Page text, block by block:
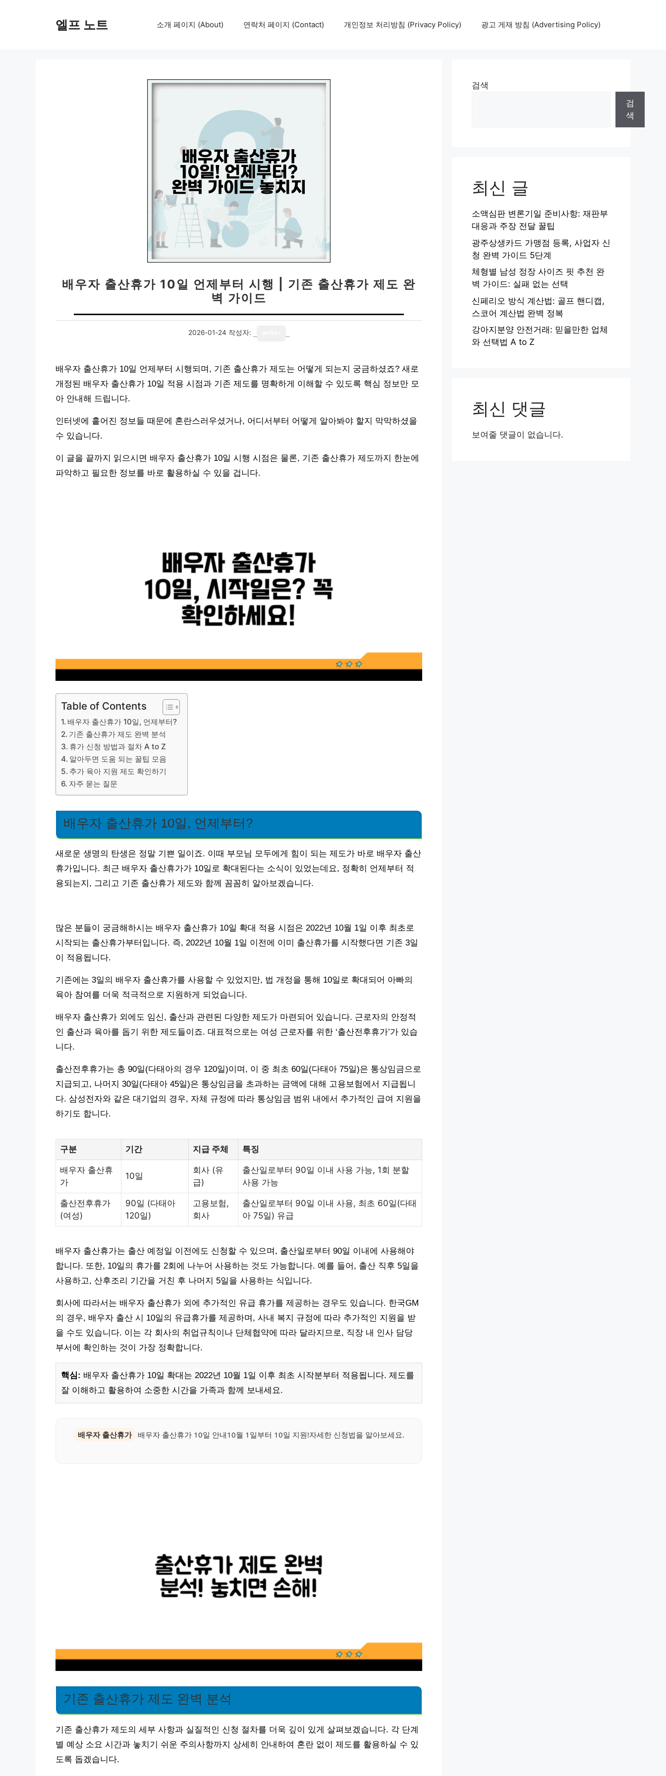
엘프 노트 소개 페이지 (About) 연락처 페이지 (Contact) 개인정보 처리방침 (Privacy Policy) 광고 게재 방침 (Advertising Policy)
배우자 출산휴가 10일 언제부터 시행 | 기존 출산휴가 제도 완
벽 가이드
2026-01-24 작성자:
배우자 출산휴가 10일 언제부터 시행되며, 기존 출산휴가 제도는 어떻게 되는지 궁금하셨죠? 새로
개정된 배우자 출산휴가 10일 적용 시점과 기존 제도를 명확하게 이해할 수 있도록 핵심 정보만 모
아 안내해 드립니다.
인터넷에 흩어진 정보들 때문에 혼란스러우셨거나, 어디서부터 어떻게 알아봐야 할지 막막하셨을
수 있습니다.
이 글을 끝까지 읽으시면 배우자 출산휴가 10일 시행 시점은 물론, 기존 출산휴가 제도까지 한눈에
파악하고 필요한 정보를 바로 활용하실 수 있을 겁니다.
Table of Contents
배우자 출산휴가 10일, 언제부터?
기존 출산휴가 제도 완벽 분석
휴가 신청 방법과 절차 A to Z
알아두면 도움 되는 꿀팁 모음
추가 육아 지원 제도 확인하기
자주 묻는 질문
배우자 출산휴가 10일, 언제부터?
새로운 생명의 탄생은 정말 기쁜 일이죠. 이때 부모님 모두에게 힘이 되는 제도가 바로 배우자 출산
휴가입니다. 최근 배우자 출산휴가가 10일로 확대된다는 소식이 있었는데요, 정확히 언제부터 적
용되는지, 그리고 기존 출산휴가 제도와 함께 꼼꼼히 알아보겠습니다.
많은 분들이 궁금해하시는 배우자 출산휴가 10일 확대 적용 시점은 2022년 10월 1일 이후 최초로
시작되는 출산휴가부터입니다. 즉, 2022년 10월 1일 이전에 이미 출산휴가를 시작했다면 기존 3일
이 적용됩니다.
기존에는 3일의 배우자 출산휴가를 사용할 수 있었지만, 법 개정을 통해 10일로 확대되어 아빠의
육아 참여를 더욱 적극적으로 지원하게 되었습니다.
배우자 출산휴가 외에도 임신, 출산과 관련된 다양한 제도가 마련되어 있습니다. 근로자의 안정적
인 출산과 육아를 돕기 위한 제도들이죠. 대표적으로는 여성 근로자를 위한 ‘출산전후휴가’가 있습
니다.
출산전후휴가는 총 90일(다태아의 경우 120일)이며, 이 중 최초 60일(다태아 75일)은 통상임금으로
지급되고, 나머지 30일(다태아 45일)은 통상임금을 초과하는 금액에 대해 고용보험에서 지급됩니
다. 삼성전자와 같은 대기업의 경우, 자체 규정에 따라 통상임금 범위 내에서 추가적인 급여 지원을
하기도 합니다.
구분 기간 지급 주체 특징
배우자 출산휴
가
10일
회사 (유
급)
출산일로부터 90일 이내 사용 가능, 1회 분할
사용 가능
출산전후휴가
(여성)
90일 (다태아
120일)
고용보험,
회사
출산일로부터 90일 이내 사용, 최초 60일(다태
아 75일) 유급
배우자 출산휴가는 출산 예정일 이전에도 신청할 수 있으며, 출산일로부터 90일 이내에 사용해야
합니다. 또한, 10일의 휴가를 2회에 나누어 사용하는 것도 가능합니다. 예를 들어, 출산 직후 5일을
사용하고, 산후조리 기간을 거친 후 나머지 5일을 사용하는 식입니다.
회사에 따라서는 배우자 출산휴가 외에 추가적인 유급 휴가를 제공하는 경우도 있습니다. 한국GM
의 경우, 배우자 출산 시 10일의 유급휴가를 제공하며, 사내 복지 규정에 따라 추가적인 지원을 받
을 수도 있습니다. 이는 각 회사의 취업규칙이나 단체협약에 따라 달라지므로, 직장 내 인사 담당
부서에 확인하는 것이 가장 정확합니다.
핵심: 배우자 출산휴가 10일 확대는 2022년 10월 1일 이후 최초 시작분부터 적용됩니다. 제도를
잘 이해하고 활용하여 소중한 시간을 가족과 함께 보내세요.
배우자 출산휴가 배우자 출산휴가 10일 안내10월 1일부터 10일 지원!자세한 신청법을 알아보세요.
기존 출산휴가 제도 완벽 분석
기존 출산휴가 제도의 세부 사항과 실질적인 신청 절차를 더욱 깊이 있게 살펴보겠습니다. 각 단계
별 예상 소요 시간과 놓치기 쉬운 주의사항까지 상세히 안내하여 혼란 없이 제도를 활용하실 수 있
도록 돕겠습니다.
검색
검
색
최신 글
소액심판 변론기일 준비사항: 재판부
대응과 주장 전달 꿀팁
광주상생카드 가맹점 등록, 사업자 신
청 완벽 가이드 5단계
체형별 남성 정장 사이즈 핏 추천 완
벽 가이드: 실패 없는 선택
신페리오 방식 계산법: 골프 핸디캡,
스코어 계산법 완벽 정복
강아지분양 안전거래: 믿을만한 업체
와 선택법 A to Z
최신 댓글
보여줄 댓글이 없습니다.